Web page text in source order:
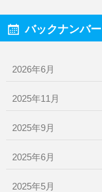
バックナンバー
2026年6月
2025年11月
2025年9月
2025年6月
2025年5月